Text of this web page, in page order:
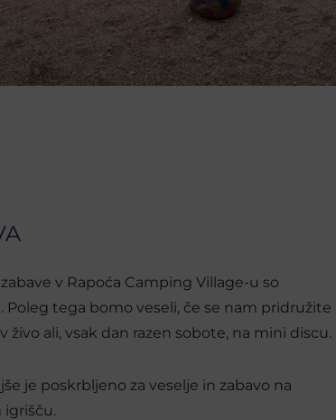
v Rapoća Camping Village-u so
Poleg tega bomo veseli, če se nam pridružite
živo ali, vsak dan razen sobote, na mini discu.
je poskrbljeno za veselje in zabavo na
igrišču.